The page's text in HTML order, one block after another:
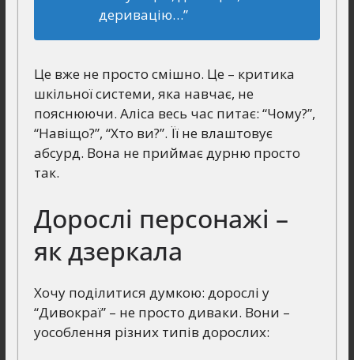
деривацію…”
Це вже не просто смішно. Це – критика
шкільної системи, яка навчає, не
пояснюючи. Аліса весь час питає: “Чому?”,
“Навіщо?”, “Хто ви?”. Її не влаштовує
абсурд. Вона не приймає дурню просто
так.
Дорослі персонажі –
як дзеркала
Хочу поділитися думкою: дорослі у
“Дивокраї” – не просто диваки. Вони –
уособлення різних типів дорослих: